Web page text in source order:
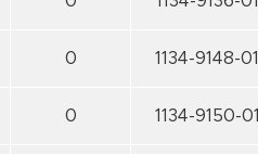
0 1134-9148-01
0 1134-9150-01